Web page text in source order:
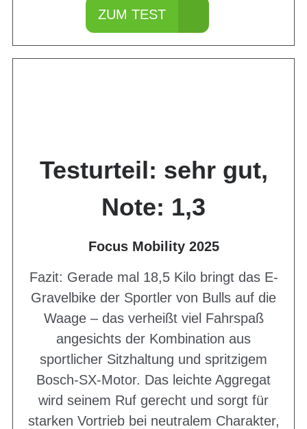
ZUM TEST
Testurteil: sehr gut,
Note: 1,3
Focus Mobility 2025
Fazit: Gerade mal 18,5 Kilo bringt das E-
Gravelbike der Sportler von Bulls auf die
Waage – das verheißt viel Fahrspaß
angesichts der Kombination aus
sportlicher Sitzhaltung und spritzigem
Bosch-SX-Motor. Das leichte Aggregat
wird seinem Ruf gerecht und sorgt für
starken Vortrieb bei neutralem Charakter,